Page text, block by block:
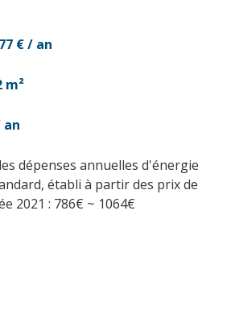
€ / an
m²
an
dépenses annuelles d'énergie
établi à partir des prix de
2021 : 786€ ~ 1064€